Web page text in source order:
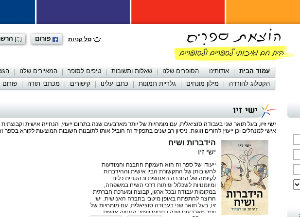
פורום סל קניות
עמוד הבית אודותינו הסופרים שלנו שאלות ותשובות טיפים לסופר המאיירים שלנו
הקטלוג להורדה
מילון מונחים גלריית תמונות כתבו עלינו קישורים מכתבי תודה פורום
ישי זיו
ישי זיו, בעל תואר שני בעבודה סוציאלית, עם מומחיות של יותר מארבעים שנה בתחום ייעוץ, הנחייה אישית וקבוצתית
אישי למנהלים וכן ייעוץ להורים וזוגות. ניסיון רב שנים בתפקיד זה הוביל אותו לתובנות חשובות המוצעות לקורא בספר
הידברות ושיח
ישי זיו
ייעודו של ספר זה הוא העמקת ההבנה והמודעות
לחשיבותן של התקשורת הבין אישית וההידברות
לקיומה של החברה האנושית ובהקניית כלים
ומיומנויות לשכלול ופיתוח דרכי השיח במשפחה,
במקומות עבודה ובכל ארגון, קבוצה ומערכת חברתית
הרוצה להתפתח באופן מיטבי בחברה האנושית. ישי
זיו, בעל תואר שני בעבודה סוציאלית, עם מומחיות של
יותר מארבעים שנה בתחום ייעוץ, הנחייה אישית